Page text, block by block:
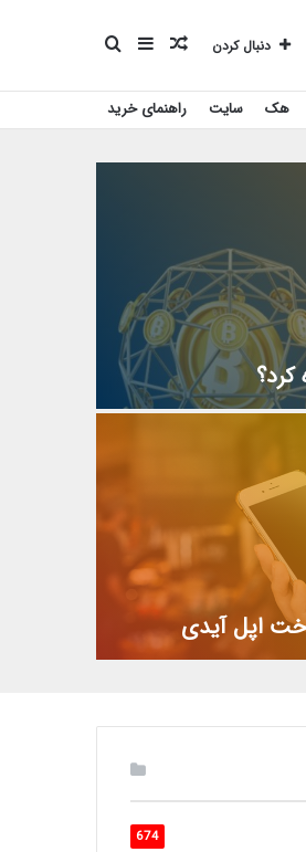
جستجو
برای
سایدبارنوشته
تصادفی
دنبال کردن
هک سایت راهنمای خرید
اپل آیدی
674